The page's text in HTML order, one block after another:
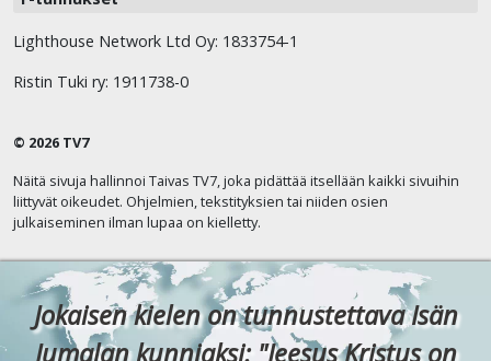
Lighthouse Network Ltd Oy: 1833754-1
Ristin Tuki ry: 1911738-0
© 2026 TV7
Näitä sivuja hallinnoi Taivas TV7, joka pidättää itsellään kaikki sivuihin
liittyvät oikeudet. Ohjelmien, tekstityksien tai niiden osien
julkaiseminen ilman lupaa on kielletty.
Jokaisen kielen on tunnustettava Isän
Jumalan kunniaksi: "Jeesus Kristus on